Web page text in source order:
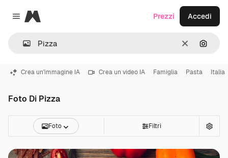
Close menu
Magnific
CancellaCerca
Prezzi Accedi
Crea un'immagine IA Crea un video IA Famiglia Pasta Italia
Foto Di Pizza
Foto Filtri